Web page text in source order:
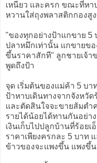
เหนียว และครก ขณะที่หา
หวานใส่ถุงพลาสติกกองสูง
"ของทุกอย่างป้าแกขาย 5
ปลาหมึกเท่านั้น แกขายข
ขึ้นราคาสักที" ลูกชายเจ้า
พูดถึงป้า
จุด เริ่มต้นของแม่ค้า 5 บา
ป้าหาบเดินทางจากจังหวัด
และตัดสินใจจะขายส้มตำ
รายได้น้อยได้ทานกันอย่า
เงินเก็บไปปลูกบ้านที่ร้อย
ราคาเพียงครกละ 5 บาท
ข้าวของจะแพงขึ้น แพงขึ้น